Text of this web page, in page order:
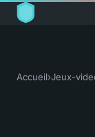
Accueil›Jeux-